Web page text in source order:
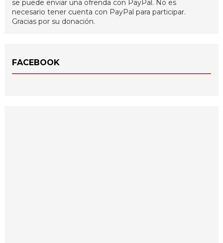
se puede enviar una ofrenda con PayPal. No es
necesario tener cuenta con PayPal para participar.
Gracias por su donación.
FACEBOOK